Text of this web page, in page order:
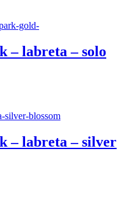
– labreta – solo
– labreta – silver